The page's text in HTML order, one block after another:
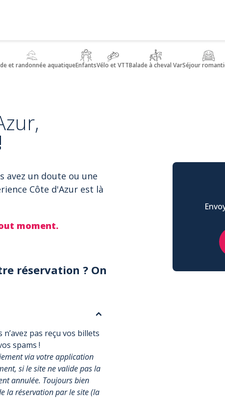
et randonnée aquatiqueEnfantsVélo et VTTBalade à cheval VarSéjour
avez un doute ou une
Côte d'Azur est là
moment.
réservation ? On
pas reçu vos billets
spams !
via votre application
si le site ne valide pas la
annulée. Toujours bien
la réservation par le site (la